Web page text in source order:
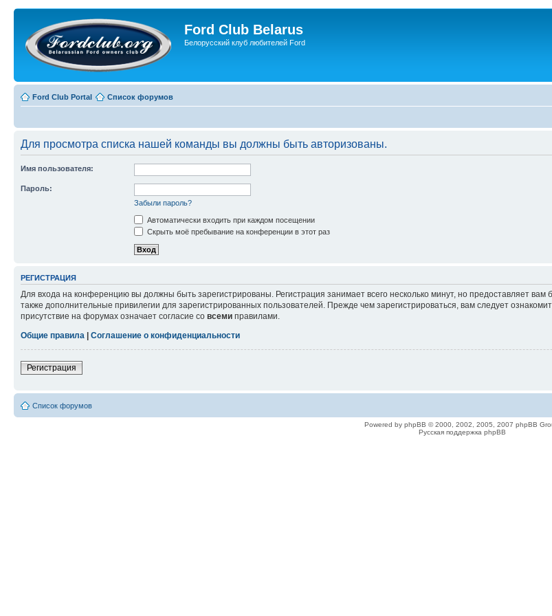
Ford Club Belarus
Белорусский клуб любителей Ford
Ford Club Portal Список форумов
Для просмотра списка нашей команды вы должны быть авторизованы.
Имя пользователя:
Пароль:
Забыли пароль?
Автоматически входить при каждом посещении
Скрыть моё пребывание на конференции в этот раз
РЕГИСТРАЦИЯ
Для входа на конференцию вы должны быть зарегистрированы. Регистрация занимает всего несколько минут, но предоставляет
также дополнительные привилегии для зарегистрированных пользователей. Прежде чем зарегистрироваться, вам следует
присутствие на форумах означает согласие со всеми правилами.
Общие правила | Соглашение о конфиденциальности
Регистрация
Список форумов
Powered by phpBB © 2000, 2002, 2005, 2007 phpBB
Русская поддержка phpBB